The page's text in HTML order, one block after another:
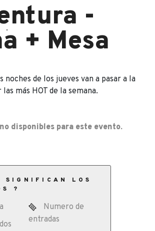
-
+ Mesa
noches de los jueves van a pasar a la
más HOT de la semana.
disponibles para este evento.
SIGNIFICAN LOS
?
Numero de
entradas